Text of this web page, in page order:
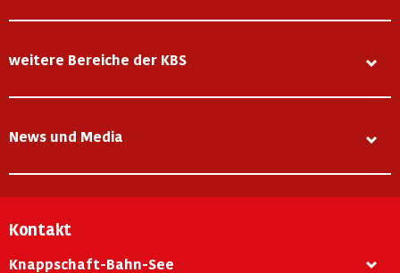
weitere Bereiche der KBS
News und Media
Kontakt
Knappschaft-Bahn-See